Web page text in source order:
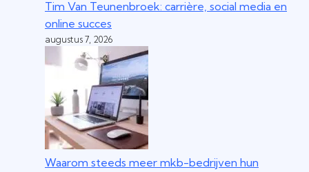
Tim Van Teunenbroek: carrière, social media en
online succes
augustus 7, 2026
Waarom steeds meer mkb-bedrijven hun